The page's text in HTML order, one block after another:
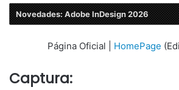
Novedades: Adobe InDesign 2026
Página Oficial | HomePage
Captura: